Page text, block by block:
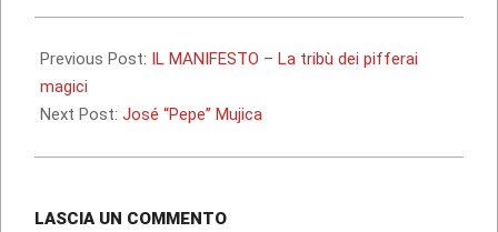
12-
08
Previous Post: IL MANIFESTO – La tribù dei pifferai
magici
Next Post: José “Pepe” Mujica
LASCIA UN COMMENTO